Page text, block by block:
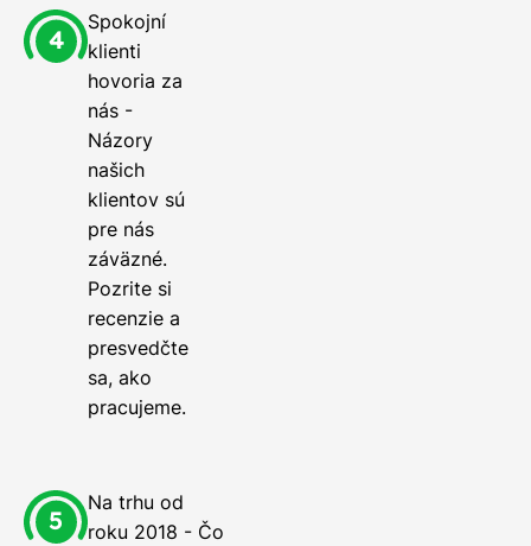
Spokojní
klienti
hovoria za
nás -
Názory
našich
klientov sú
pre nás
záväzné.
Pozrite si
recenzie a
presvedčte
sa, ako
pracujeme.
Na trhu od
roku 2018 - Čo